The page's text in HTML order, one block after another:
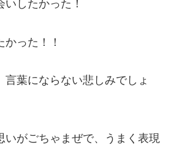
したかった！
った！！
言葉にならない悲しみでしょ
いがごちゃまぜで、うまく表現